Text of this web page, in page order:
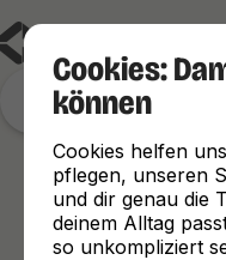
Cookies:
können
Cookies helfen
pflegen, unseren
und dir genau die
deinem Alltag
so unkompliziert